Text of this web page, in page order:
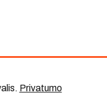
. Privatumo